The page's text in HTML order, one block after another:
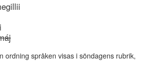
ordning språken visas i söndagens rubrik,